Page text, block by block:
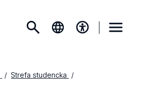
Strefa studencka